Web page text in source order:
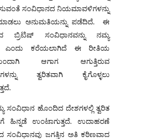
ಸಂವಿಧಾನದ ನಿಯಮಾವಳಿಗಳನ್ನು
ಮಾಡಲು ಅನುಮತಿಯನ್ನು ಪಡೆದಿದೆ. ಈ
ಬ್ರಿಟಿಷ್‌ ಸಂವಿಧಾನವನ್ನು ನಮ್ಯ
ಎಂದು ಕರೆಯಲಾಗಿದೆ ಈ ರೀತಿಯ
ಆಗಾಗ ಆಗುತ್ತಿರುವ
ತ್ವರಿತವಾಗಿ ಕೈಗೊಳ್ಳಲು
ಸಂವಿಧಾನ ಹೊಂದಿದ ದೇಶಗಳಲ್ಲಿ ತ್ವರಿತ
ಹಿನ್ನಡೆ ಉಂಟಾಗುತ್ತದೆ. ಉದಾಹರಣೆ
ಸಂವಿಧಾನವು ಜಗತ್ತಿನ ಅತಿ ಕಠಿಣವಾದ